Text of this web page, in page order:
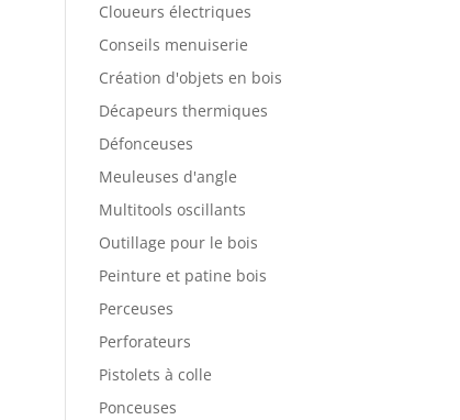
Cloueurs électriques
Conseils menuiserie
Création d'objets en bois
Décapeurs thermiques
Défonceuses
Meuleuses d'angle
Multitools oscillants
Outillage pour le bois
Peinture et patine bois
Perceuses
Perforateurs
Pistolets à colle
Ponceuses